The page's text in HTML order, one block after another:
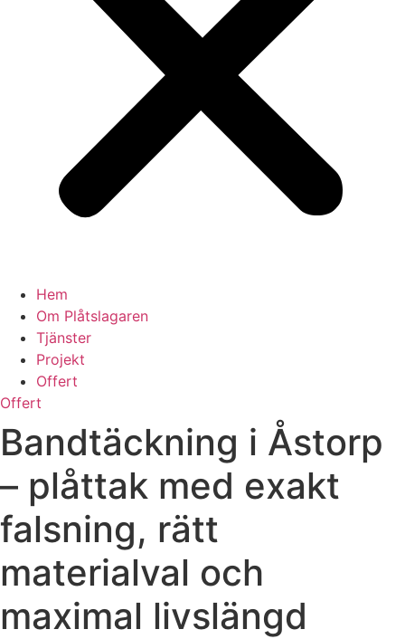
Hem
Om Plåtslagaren
Tjänster
Projekt
Offert
Offert
Bandtäckning i Åstorp
– plåttak med exakt
falsning, rätt
materialval och
maximal livslängd